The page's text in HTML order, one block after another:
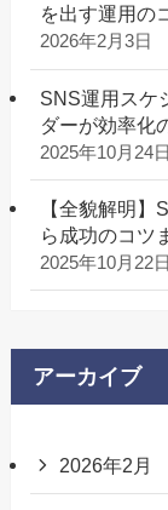
を出す運用の
2026年2月3日
SNS運用スケ
ダーが効率化
2025年10月24日
【全貌解明
ら成功のコツ
2025年10月22日
アーカイブ
2026年2月